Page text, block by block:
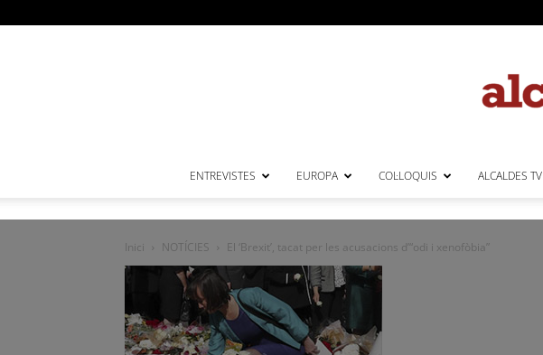
ENTREVISTES EUROPA COL·LOQUIS ALCALDES TV
Inici NOTÍCIES El ‘Brexit’, tacat per les acusacions d’“odi i xenofòbia”